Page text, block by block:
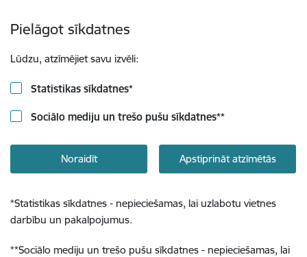
Pielāgot sīkdatnes
Lūdzu, atzīmējiet savu izvēli:
Statistikas sīkdatnes*
Sociālo mediju un trešo pušu sīkdatnes**
Noraidīt Apstiprināt atzīmētās
*Statistikas sīkdatnes - nepieciešamas, lai uzlabotu vietnes
darbību un pakalpojumus.
**Sociālo mediju un trešo pušu sīkdatnes - nepieciešamas, lai